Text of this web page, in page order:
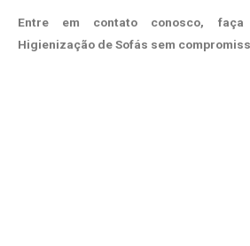
Entre em contato conosco,
Higienização de Sofás sem